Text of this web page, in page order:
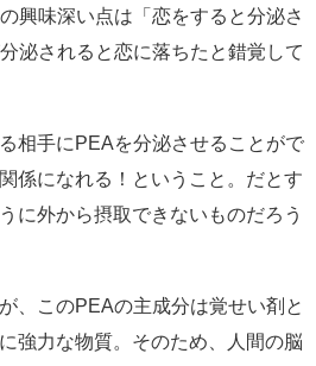
興味深い点は「恋をすると分泌さ
泌されると恋に落ちたと錯覚して
相手にPEAを分泌させることがで
係になれる！ということ。だとす
に外から摂取できないものだろう
、このPEAの主成分は覚せい剤と
強力な物質。そのため、人間の脳